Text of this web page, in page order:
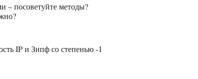
– посоветуйте методы?
IP и Зипф со степенью -1